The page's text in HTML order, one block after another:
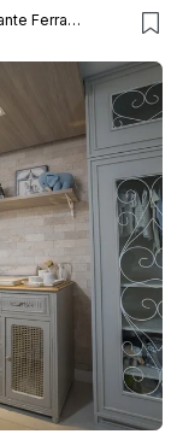
Cavalcante Ferraz Arquitetura + Design